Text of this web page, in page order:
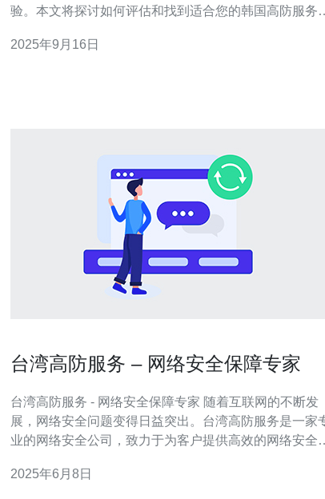
验。本文将探讨如何评估和找到适合您的韩国高防服务
本。 为什么选择韩国的高防服务器？ 选择韩国的高防服务
2025年9月16日
台湾高防服务 – 网络安全保障专家
台湾高防服务 - 网络安全保障专家 随着互联网的不断发
展，网络安全问题变得日益突出。台湾高防服务是一家
业的网络安全公司，致力于为客户提供高效的网络安全
全方位的网络安全保障。 台湾高防服务为客户提供包括
2025年6月8日